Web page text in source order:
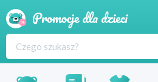
Produkty